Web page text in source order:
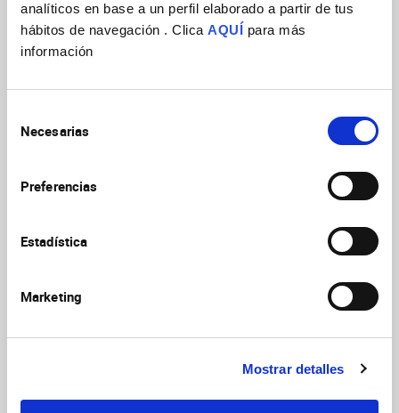
analíticos en base a un perfil elaborado a partir de tus
hábitos de navegación . Clica AQUÍ para más
información
Necesarias
Preferencias
Estadística
Marketing
Mostrar detalles
euros para estudiar cómo se
forman los circuitos